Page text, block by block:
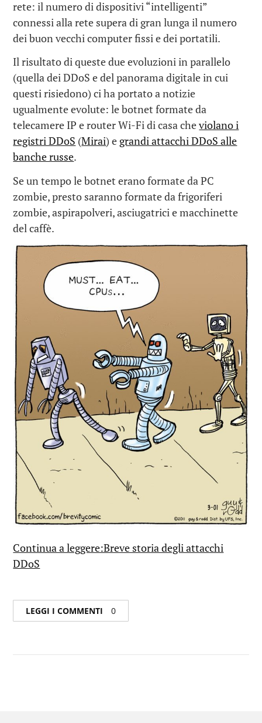
rete: il numero di dispositivi “intelligenti”
connessi alla rete supera di gran lunga il numero
dei buon vecchi computer fissi e dei portatili.
Il risultato di queste due evoluzioni in parallelo
(quella dei DDoS e del panorama digitale in cui
questi risiedono) ci ha portato a notizie
ugualmente evolute: le botnet formate da
telecamere IP e router Wi-Fi di casa cheviolano i
registri DDoS (Mirai) e grandi attacchi DDoS alle
banche russe.
Se un tempo le botnet erano formate da PC
zombie, presto saranno formate da frigoriferi
zombie, aspirapolveri, asciugatrici e macchinette
del caffè.
Continua a leggere:Breve storia degli attacchi
DDoS
LEGGI I COMMENTI 0